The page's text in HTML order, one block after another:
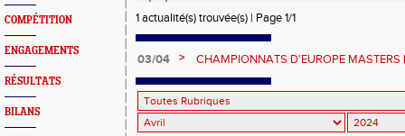
COMPÉTITION
ENGAGEMENTS
RÉSULTATS
BILANS
1 actualité(s) trouvée(s) | Page 1/1
03/04 >
CHAMPIONNATS D'EUROPE MASTERS